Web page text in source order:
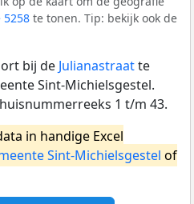
5258 te tonen. Tip: bekijk ook de
bij de Julianastraatte
Sint-Michielsgestel.
1 t/m 43.
in handige Excel
Sint-Michielsgestel of